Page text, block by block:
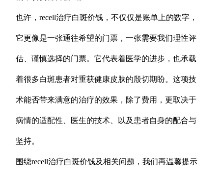
也许，recell治疗白斑价钱，不仅仅是账单上的数字，
它更像是一张通往希望的门票，一张需要我们理性评
估、谨慎选择的门票。它代表着医学的进步，也承载
着很多白斑患者对重获健康皮肤的殷切期盼。这项技
术能否带来满意的治疗的效果，除了费用，更取决于
病情的适配性、医生的技术、以及患者自身的配合与
坚持。
围绕recell治疗白斑价钱及相关问题，我们再温馨提示